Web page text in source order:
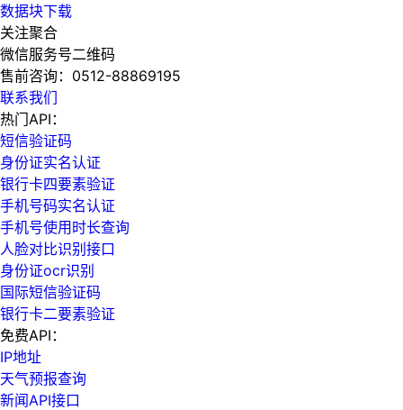
数据块下载
关注聚合
微信服务号二维码
售前咨询： 0512-88869195
联系我们
热门API：
短信验证码
身份证实名认证
银行卡四要素验证
手机号码实名认证
手机号使用时长查询
人脸对比识别接口
身份证ocr识别
国际短信验证码
银行卡二要素验证
免费API：
IP地址
天气预报查询
新闻API接口